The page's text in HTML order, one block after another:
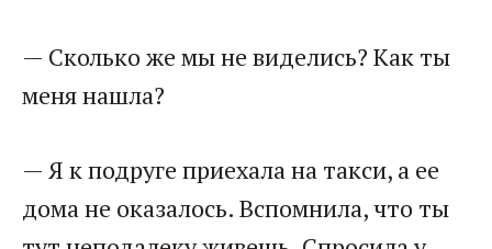
— Сколько же мы не виделись? Как ты
меня нашла?
— Я к подруге приехала на такси, а ее
дома не оказалось. Вспомнила, что ты